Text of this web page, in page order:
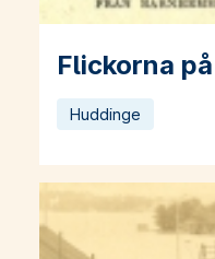
Flickorna
Läs mer om Flickorna
Huddinge